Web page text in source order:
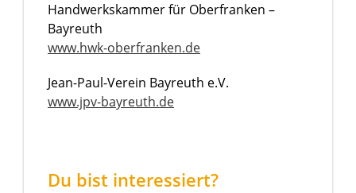
Handwerkskammer für Oberfranken –
Bayreuth
www.hwk-oberfranken.de
Jean-Paul-Verein Bayreuth e.V.
www.jpv-bayreuth.de
Du bist interessiert?